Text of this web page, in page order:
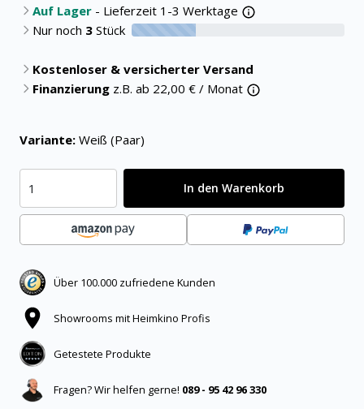
Auf Lager - Lieferzeit 1-3 Werktage
Nur noch 3 Stück 30% verfügbar
Kostenloser & versicherter Versand
Finanzierung z.B. ab 22,00 € / Monat
Variante: Weiß (Paar)
In den Warenkorb
Über 100.000 zufriedene Kunden
Showrooms mit Heimkino Profis
Getestete Produkte
Fragen? Wir helfen gerne! 089 - 95 42 96 330